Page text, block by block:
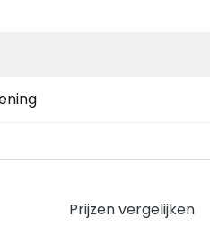
Prijzen vergelijken